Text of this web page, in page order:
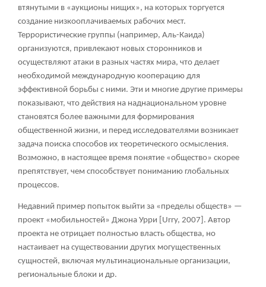
втянутыми в «аукционы нищих», на которых торгуется
создание низкооплачиваемых рабочих мест.
Террористические группы (например, Аль-Каида)
организуются, привлекают новых сторонников и
осуществляют атаки в разных частях мира, что делает
необходимой международную кооперацию для
эффективной борьбы с ними. Эти и многие другие примеры
показывают, что действия на наднациональном уровне
становятся более важными для формирования
общественной жизни, и перед исследователями возникает
задача поиска способов их теоретического осмысления.
Возможно, в настоящее время понятие «общество» скорее
препятствует, чем способствует пониманию глобальных
процессов.
Недавний пример попыток выйти за «пределы обществ» —
проект «мобильностей» Джона Урри [Urry, 2007]. Автор
проекта не отрицает полностью власть общества, но
настаивает на существовании других могущественных
сущностей, включая мультинациональные организации,
региональные блоки и др.